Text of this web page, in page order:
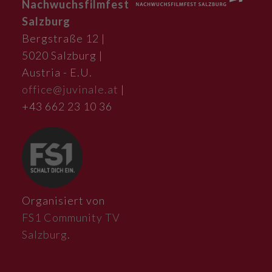
Nachwuchsfilmfest
Salzburg
Bergstraße 12 |
5020 Salzburg |
Austria - E.U.
office@juvinale.at |
+43 662 23 10 36
Organisiert von
FS1 Community TV
Salzburg.